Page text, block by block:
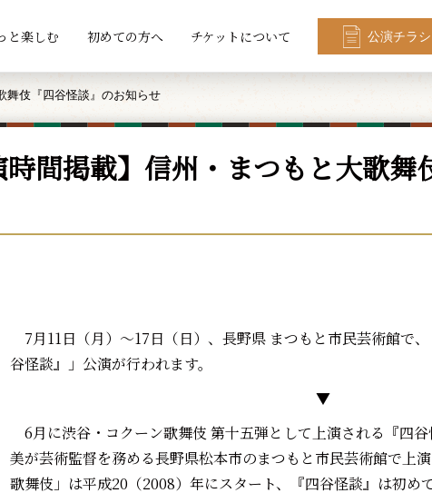
と楽しむ 初めての方へ チケットについて 公演チラシ
舞伎『四谷怪談』のお知らせ
間掲載】信州・まつもと大歌舞
7月11日（月）～17日（日）、長野県 まつもと市民芸術館で
谷怪談』」公演が行われます。
▼
6月に渋谷・コクーン歌舞伎 第十五弾として上演される『四
美が芸術監督を務める長野県松本市のまつもと市民芸術館で上
歌舞伎」は平成20（2008）年にスタート、『四谷怪談』は初め